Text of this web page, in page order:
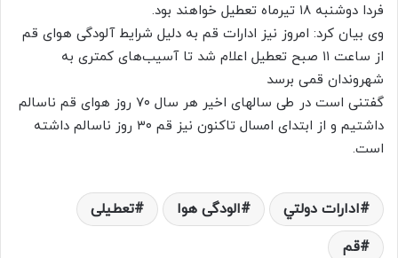
فردا دوشنبه ۱۸ تیرماه تعطیل خواهند بود.
وی بیان کرد: امروز نیز ادارات قم به دلیل شرایط آلودگی هوای قم
از ساعت ۱۱ صبح تعطیل اعلام شد تا آسیب‌های کمتری به
شهروندان قمی برسد
گفتنی است در طی سالهای اخیر هر سال ۷۰ روز هوای قم ناسالم
داشتیم و از ابتدای امسال تاکنون نیز قم ۳۰ روز ناسالم داشته
است.
ادارات دولتي الودگی هوا
تعطیلی
قم